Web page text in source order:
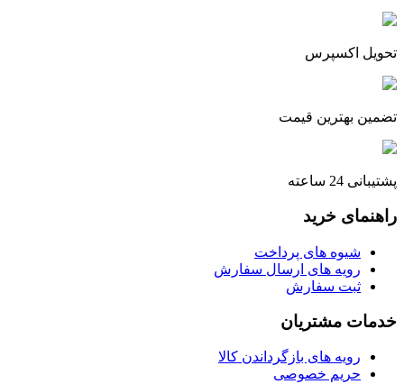
تحویل اکسپرس
تضمین بهترین قیمت
پشتیبانی 24 ساعته
راهنمای خرید
شیوه های پرداخت
رویه های ارسال سفارش
ثبت سفارش
خدمات مشتریان
رویه های بازگرداندن کالا
حریم خصوصی